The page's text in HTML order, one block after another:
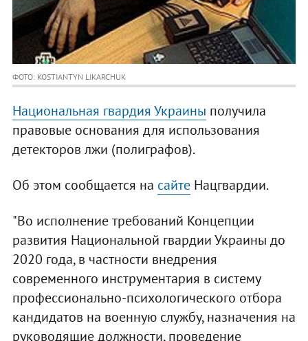
ФОТО: KOSTIANTYN LIKARCHUK
Национальная гвардия Украины получила
правовые основания для использования
детекторов лжи (полиграфов).
Об этом сообщается на сайтеНацгвардии.
"Во исполнение требований Концепции
развития Национальной гвардии Украины до
2020 года, в частности внедрения
современного инструментария в систему
профессионально-психологического отбора
кандидатов на военную службу, назначения на
руководящие должности, проведение